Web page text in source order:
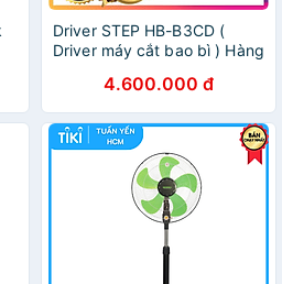
Driver STEP HB-B3CD (
Driver máy cắt bao bì ) Hàng
4.600.000 đ